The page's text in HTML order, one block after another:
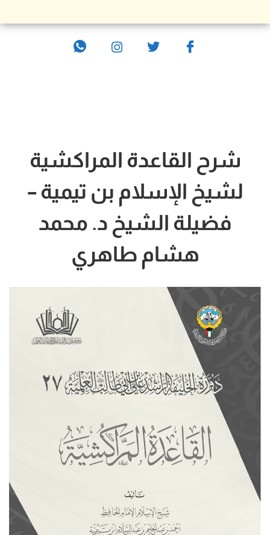
شرح القاعدة المراكشية
لشيخ الإسلام بن تيمية –
فضيلة الشيخ د. محمد
هشام طاهري